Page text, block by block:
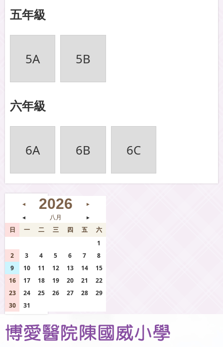
五年級
5A 5B
六年級
6A 6B 6C
◄ 2026
►
◄
八月 ►
日 一 二 三 四 五
六
1
2
3 4 5 6 7
8
9
10 11 12 13 14
15
16
17 18 19 20 21
22
23
24 25 26 27 28
29
30
31